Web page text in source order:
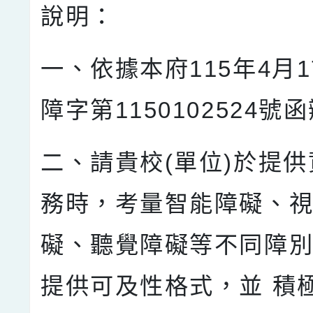
說明：
一、依據本府115年4月
障字第1150102524號
二、請貴校(單位)於提
務時，考量智能障礙、
礙、聽覺障礙等不同障
提供可及性格式，並 積